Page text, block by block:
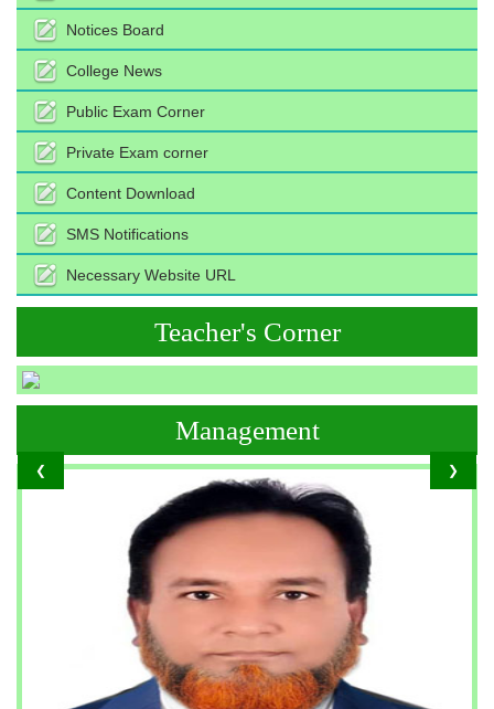
Notices Board
College News
Public Exam Corner
Private Exam corner
Content Download
SMS Notifications
Necessary Website URL
Teacher's Corner
❮ ❯
Management